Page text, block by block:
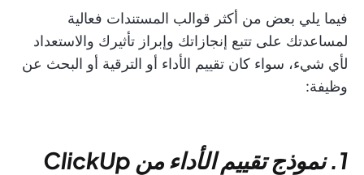
فيما يلي بعض من أكثر قوالب المستندات فعالية
لمساعدتك على تتبع إنجازاتك وإبراز تأثيرك والاستعداد
لأي شيء، سواء كان تقييم الأداء أو الترقية أو البحث عن
وظيفة:
1. نموذج تقييم الأداء من ClickUp